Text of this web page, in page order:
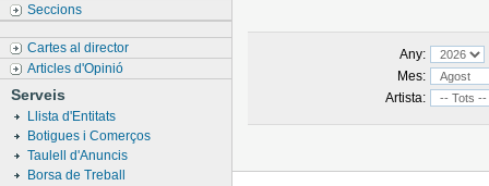
Seccions
Cartes al director
Articles d'Opinió
Serveis
Llista d'Entitats
Botigues i Comerços
Taulell d'Anuncis
Borsa de Treball
Any:
Mes:
Artista: